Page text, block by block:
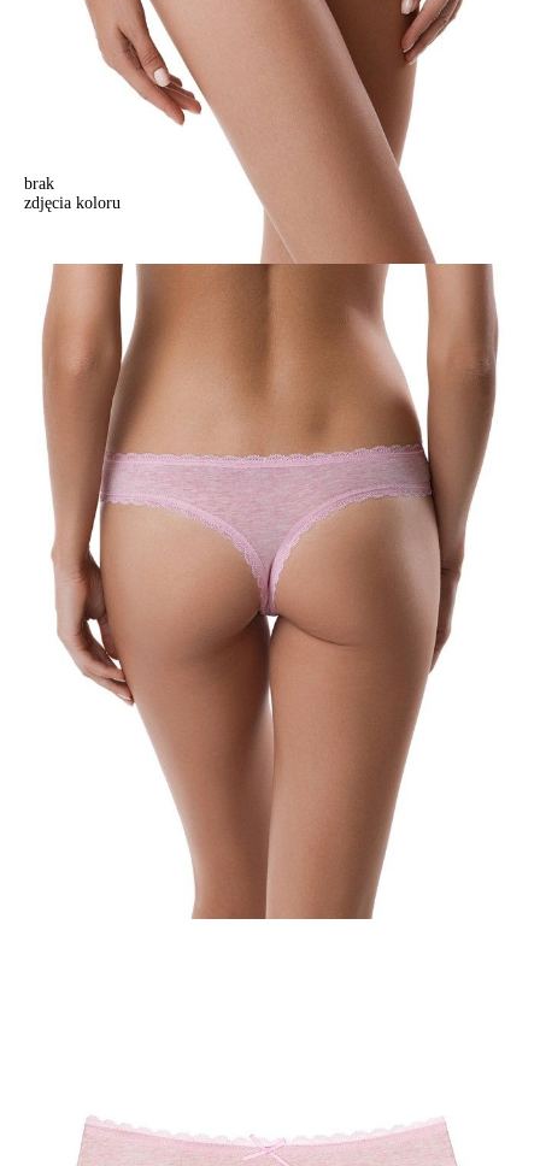
brak
zdjęcia koloru
Majtki "stringi" VINTAGE 17С-465ТСП (na wieszaku),r.90, różowy
Majtki "stringi" VINTAGE 17С-465ТСП (na wieszaku),r.90, różowy
41,90 zł
Kolory:
BRAK
ZDJĘCIA
BRAK
ZDJĘCIA
BRAK
ZDJĘCIA
BRAK
ZDJĘCIA
BRAK
ZDJĘCIA
Rozmiary:
Tabela rozmiarów
94/S
98/M
Ilość:
DODAJ DO KOSZYKA
Jak złożyć zamówienie
POWIADOM MNIE O DOSTĘPNOŚCI
ПОЛУЧИТЬ ПО EMAIL
darmowa od 99 zł
czas dostawy: 1-2 dni robocze
Paczkomaty InPost 24/7,darmowa od 50 zł
Miękki, „oddychający”, wygodny, doskonale dopasowujący się do
kształtu, ten model można bezpiecznie nosić nawet pod najbardziej
ciasnymi rzeczami i być pewnym jego atrakcyjności.